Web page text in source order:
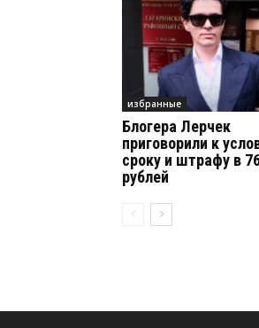
избранные
Блогера Лерчек
приговорили к
сроку и штрафу в
рублей